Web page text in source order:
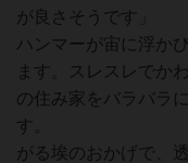
が良さ
ハンマーが宙に浮か
ます。スレスレでか
の住み家をバラバラ
す。 も
がる埃のおかげで、